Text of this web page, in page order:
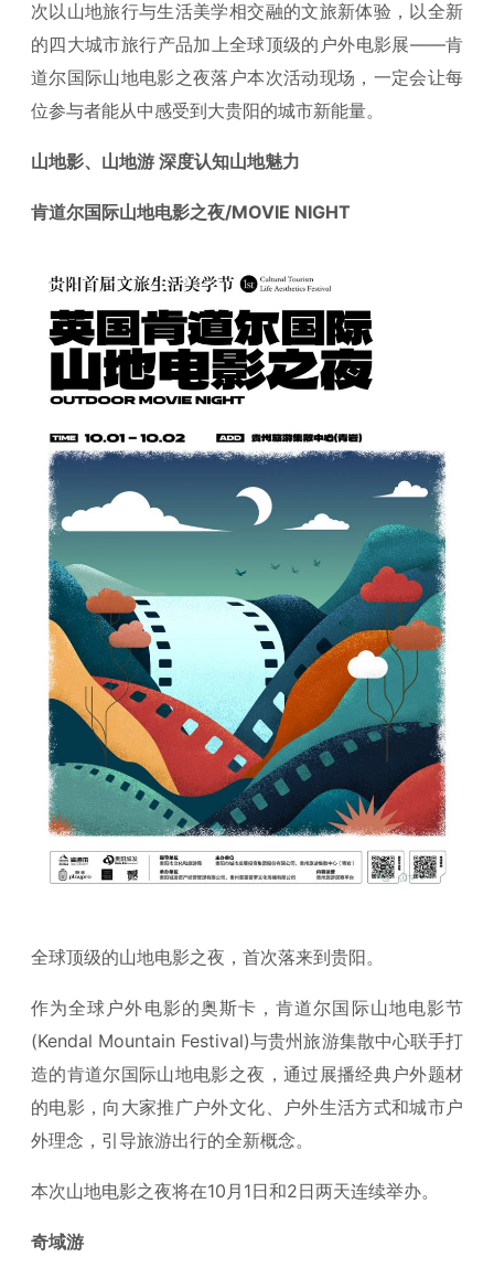
次以山地旅行与生活美学相交融的文旅新体验，以全新
的四大城市旅行产品加上全球顶级的户外电影展——肯
道尔国际山地电影之夜落户本次活动现场，一定会让每
位参与者能从中感受到大贵阳的城市新能量。
山地影、山地游 深度认知山地魅力
肯道尔国际山地电影之夜/MOVIE NIGHT
全球顶级的山地电影之夜，首次落来到贵阳。
作为全球户外电影的奥斯卡，肯道尔国际山地电影节
(Kendal Mountain Festival)与贵州旅游集散中心联手打
造的肯道尔国际山地电影之夜，通过展播经典户外题材
的电影，向大家推广户外文化、户外生活方式和城市户
外理念，引导旅游出行的全新概念。
本次山地电影之夜将在10月1日和2日两天连续举办。
奇域游